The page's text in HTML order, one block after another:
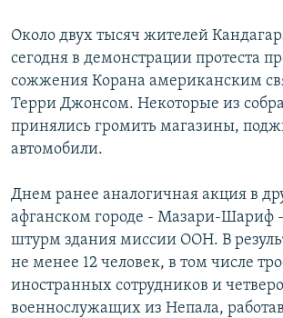
РАСПИСАНИЕ ВЕЩАНИЯ
ПОДПИШИТЕСЬ НА РАССЫЛКУ
СОЦИАЛЬНЫЕ СЕТИ
Все сайты РСЕ/РС
Около двух тысяч жителей
сегодня в демонстрации протеста
сожжения Корана американским
Терри Джонсом. Некоторые из
принялись громить магазины,
автомобили.
Днем ранее аналогичная акция в
афганском городе - Мазари-Шариф
штурм здания миссии ООН. В
не менее 12 человек, в том числе
иностранных сотрудников и четверо
военнослужащих из Непала,